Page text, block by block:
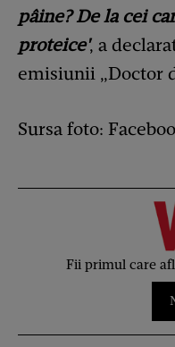
pâine? De la cei
proteice', a
emisiunii „Doctor
Sursa foto:
Fii primul care